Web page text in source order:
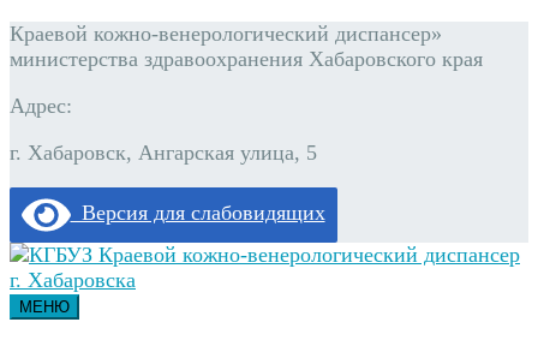
Краевой кожно-венерологический диспансер»
министерства здравоохранения Хабаровского края
Адрес:
г. Хабаровск, Ангарская улица, 5
Версия для слабовидящих
МЕНЮ